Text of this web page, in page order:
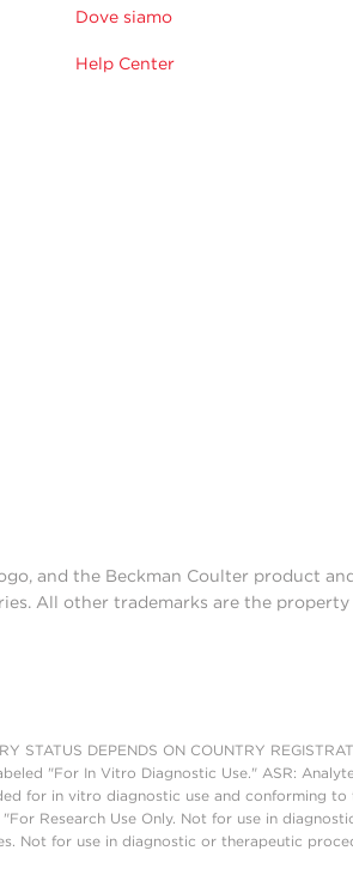
Dove siamo
Help Center
and the Beckman Coulter product
All other trademarks are the
STATUS DEPENDS ON COUNTRY
"For In Vitro Diagnostic Use." ASR:
for in vitro diagnostic use and conforming
Research Use Only. Not for use in
Not for use in diagnostic or therapeutic